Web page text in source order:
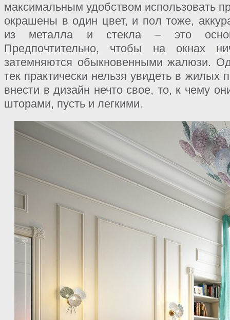
максимальным удобством использовать
окрашены в один цвет, и пол тоже,
из металла и стекла – это
Предпочтительно, чтобы на окнах
затемняются обыкновенными жалюзи.
тек практически нельзя увидеть в жилых
внести в дизайн нечто свое, то, к чему
шторами, пусть и легкими.